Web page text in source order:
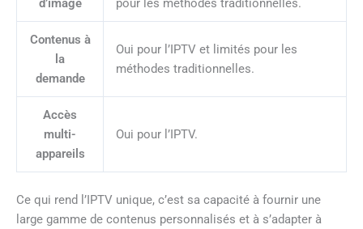
d’image
pour les méthodes traditionnelles.
Contenus à
la
demande
Oui pour l’IPTV et limités pour les
méthodes traditionnelles.
Accès
multi-
appareils
Oui pour l’IPTV.
Ce qui rend l’IPTV unique, c’est sa capacité à fournir une
large gamme de contenus personnalisés et à s’adapter à